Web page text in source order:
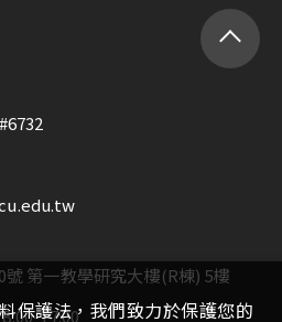
第一教學研究大樓(R棟) 5樓
17:00
保護法，我們致力於保護您的